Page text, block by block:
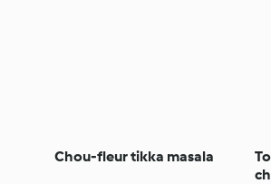
Chou-fleur tikka masala